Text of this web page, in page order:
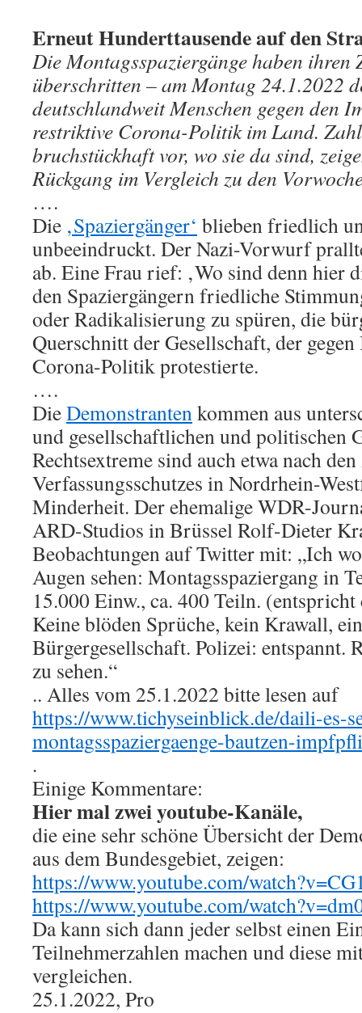
Erneut Hunderttausende auf den
Die Montagsspaziergänge haben ihren
überschritten – am Montag 24.1.2022
deutschlandweit Menschen gegen den
restriktive Corona-Politik im Land.
bruchstückhaft vor, wo sie da sind,
Rückgang im Vergleich zu den
….
Die ‚Spaziergänger‘ blieben friedlich
unbeeindruckt. Der Nazi-Vorwurf
ab. Eine Frau rief: ‚Wo sind denn hier
den Spaziergängern friedliche
oder Radikalisierung zu spüren, die
Querschnitt der Gesellschaft, der
Corona-Politik protestierte.
….
DieDemonstrantenkommen aus
und gesellschaftlichen und politischen
Rechtsextreme sind auch etwa nach
Verfassungsschutzes in Nordrhein-
Minderheit. Der ehemalige WDR-
ARD-Studios in Brüssel Rolf-Dieter
Beobachtungen auf Twitter mit: „Ich
Augen sehen: Montagsspaziergang in
15.000 Einw., ca. 400 Teiln.
Keine blöden Sprüche, kein Krawall,
Bürgergesellschaft. Polizei: entspannt.
zu sehen.“
.. Alles vom 25.1.2022 bitte lesen auf
https://www.tichyseinblick.de/daili-es-
montagsspaziergaenge-bautzen-
.
Einige Kommentare:
Hier mal zwei youtube-Kanäle,
die eine sehr schöne Übersicht der
aus dem Bundesgebiet, zeigen:
https://www.youtube.com/
https://www.youtube.com/
Da kann sich dann jeder selbst einen
Teilnehmerzahlen machen und diese
vergleichen.
25.1.2022, Pro